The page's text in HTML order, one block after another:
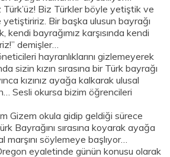
Türk’üz! Biz Türkler böyle yetiştik ve
yetiştiririz. Bir başka ulusun bayrağı
kendi bayrağımız karşısında kendi
demişler…
hayranlıklarını gizlemeyerek
sizin kızın sırasına bir Türk bayrağı
kızınız ayağa kalkarak ulusal
Sesli okursa bizim öğrencileri
Gizem okula gidip geldiği sürece
Bayrağını sırasına koyarak ayağa
marşını söylemeye başlıyor…
eyaletinde günün konusu olarak